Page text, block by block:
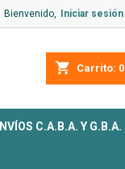
Bienvenido, Iniciar sesión
shopping_cart Carrito: 0
C.A.B.A. Y G.B.A.